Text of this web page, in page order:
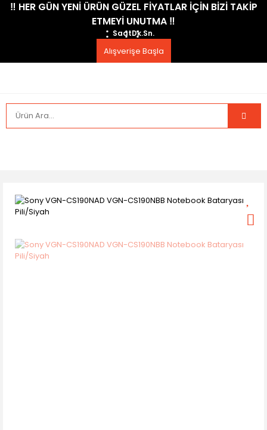
​‼️​ HER GÜN YENİ ÜRÜN GÜZEL FİYATLAR İÇİN BİZİ TAKİP
ETMEYİ UNUTMA ​‼️​
SaatDk.Sn.
Alışverişe Başla